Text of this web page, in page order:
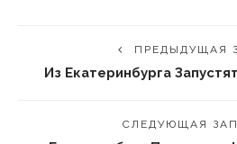
ПРЕДЫДУЩАЯ
Из Екатеринбурга
СЛЕДУЮЩАЯ